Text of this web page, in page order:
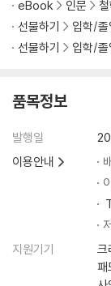
eBook 인문
선물하기
입학/졸
선물하기
입학/졸
품목정보
발행일
이용안내
지원기기
크
패